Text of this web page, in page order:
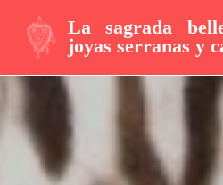
La sagrada
joyas serranas y